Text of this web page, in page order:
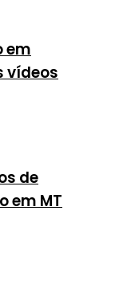
em
vídeos
de
em MT